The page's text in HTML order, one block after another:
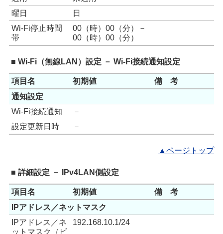
曜日
日
Wi-Fi停止時間
帯
00（時）00（分）－
00（時）00（分）
■ Wi-Fi（無線LAN）設定 － Wi-Fi接続通知設定
項目名 初期値
備 考
通知設定
Wi-Fi接続通知
－
設定更新日時
－
▲ページトップ
■ 詳細設定 － IPv4LAN側設定
項目名 初期値
備 考
IPアドレス／ネットマスク
IPアドレス／ネ
ットマスク（ビ
192.168.10.1/24